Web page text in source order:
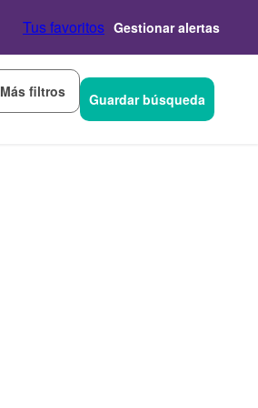
Tus favoritos Gestionar alertas
Más filtros Guardar búsqueda